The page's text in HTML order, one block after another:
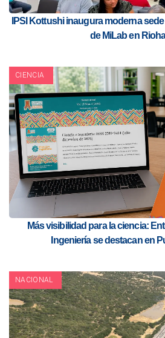
IPSI Kottushi inaugura moderna
de MiLab en
CIENCIA
Más visibilidad para la ciencia:
Ingeniería se destacan en
NACIONAL